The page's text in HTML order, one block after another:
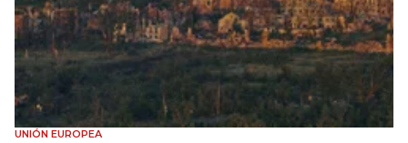
UNIÓN EUROPEA